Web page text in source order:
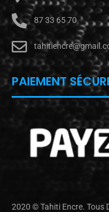
87 33 65 70
PAIEMENT
2020 © Tahiti Encre. Tous